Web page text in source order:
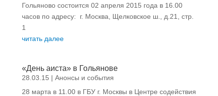
Гольяново состоится 02 апреля 2015 года в 16.00
часов по адресу: г. Москва, Щелковское ш., д.21, стр.
1
читать далее
«День аиста» в Гольянове
28.03.15 | Анонсы и события
28 марта в 11.00 в ГБУ г. Москвы в Центре содействия